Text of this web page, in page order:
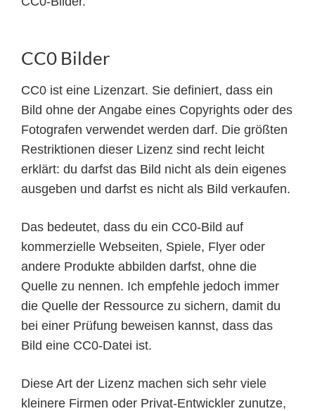
CC0 Bilder
CC0 ist eine Lizenzart. Sie definiert, dass ein
Bild ohne der Angabe eines Copyrights oder des
Fotografen verwendet werden darf. Die größten
Restriktionen dieser Lizenz sind recht leicht
erklärt: du darfst das Bild nicht als dein eigenes
ausgeben und darfst es nicht als Bild verkaufen.
Das bedeutet, dass du ein CC0-Bild auf
kommerzielle Webseiten, Spiele, Flyer oder
andere Produkte abbilden darfst, ohne die
Quelle zu nennen. Ich empfehle jedoch immer
die Quelle der Ressource zu sichern, damit du
bei einer Prüfung beweisen kannst, dass das
Bild eine CC0-Datei ist.
Diese Art der Lizenz machen sich sehr viele
kleinere Firmen oder Privat-Entwickler zunutze,